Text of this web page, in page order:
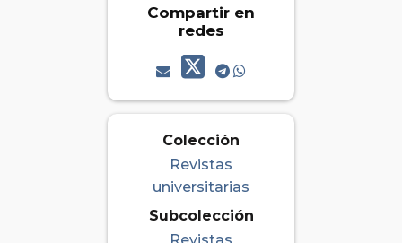
Compartir en
redes
Colección
Revistas
universitarias
Subcolección